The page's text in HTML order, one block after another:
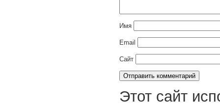
Имя
Email
Сайт
Этот сайт